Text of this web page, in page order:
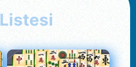
Listesi